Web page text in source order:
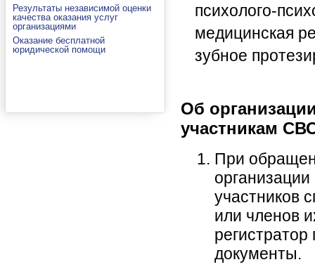
Результаты независимой оценки
качества оказания услуг
организациями
Оказание бесплатной
юридической помощи
психолого-
медицинская
зубное
Об
участникам
При
участников
или членов
документы.